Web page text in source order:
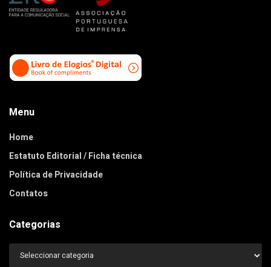
Menu
Home
Estatuto Editorial / Ficha técnica
Política de Privacidade
Contatos
Categorias
Categorias